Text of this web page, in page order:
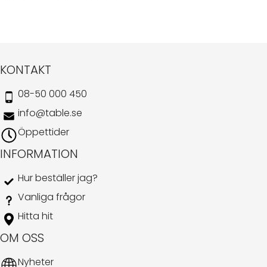
KONTAKT
08-50 000 450
info@table.se
Öppettider
INFORMATION
Hur beställer jag?
Vanliga frågor
Hitta hit
OM OSS
Nyheter